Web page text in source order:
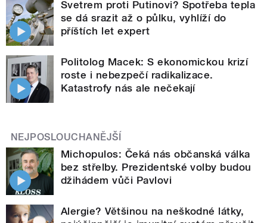
Svetrem proti Putinovi? Spotřeba tepla
se dá srazit až o půlku, vyhlíží do
příštích let expert
Politolog Macek: S ekonomickou krizí
roste i nebezpečí radikalizace.
Katastrofy nás ale nečekají
NEJPOSLOUCHANĚJŠÍ
Michopulos: Čeká nás občanská válka
bez střelby. Prezidentské volby budou
džihádem vůči Pavlovi
Alergie? Většinou na neškodné látky,